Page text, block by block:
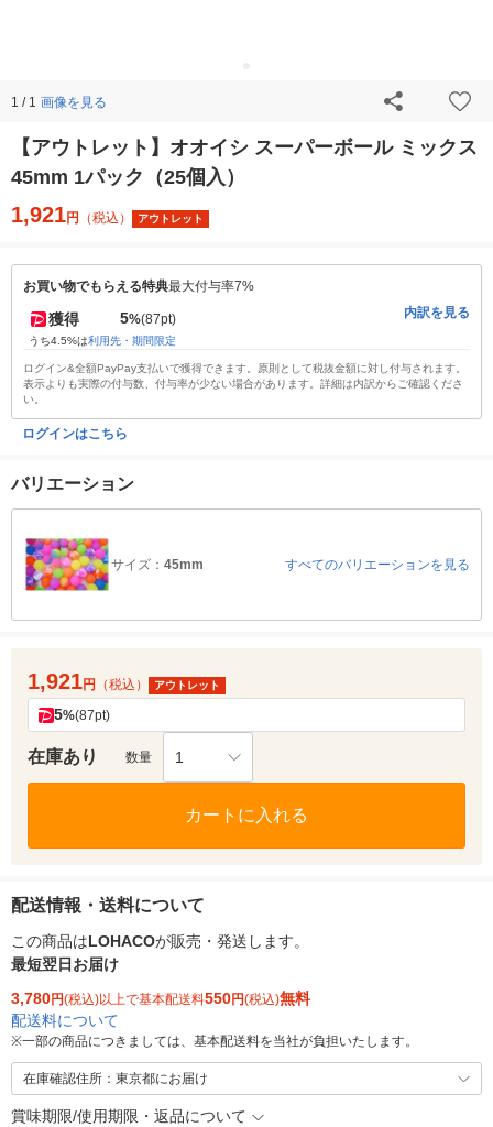
1 / 1 画像を見る
【アウトレット】オオイシ スーパーボール ミックス
45mm 1パック（25個入）
1,921円 （税込） アウトレット
お買い物でもらえる特典最大付与率7%
獲得 5%(87pt)
うち4.5%は利用先・期間限定
内訳を見る
ログイン&全額PayPay支払いで獲得できます。原則として税抜金額に対し付与されます。
表示よりも実際の付与数、付与率が少ない場合があります。詳細は内訳からご確認くださ
い。
ログインはこちら
バリエーション
サイズ： 45mm すべてのバリエーションを見る
1,921円 （税込） アウトレット
5%(87pt)
在庫あり 数量 1
カートに入れる
配送情報・送料について
この商品はLOHACOが販売・発送します。
最短翌日お届け
3,780円(税込)以上で基本配送料550円(税込)無料
配送料について
※一部の商品につきましては、基本配送料を当社が負担いたします。
在庫確認住所：東京都にお届け
賞味期限/使用期限・返品について